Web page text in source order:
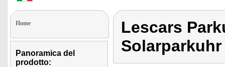
Home
Panoramica del
prodotto:
Lescars
Solarparkuhr